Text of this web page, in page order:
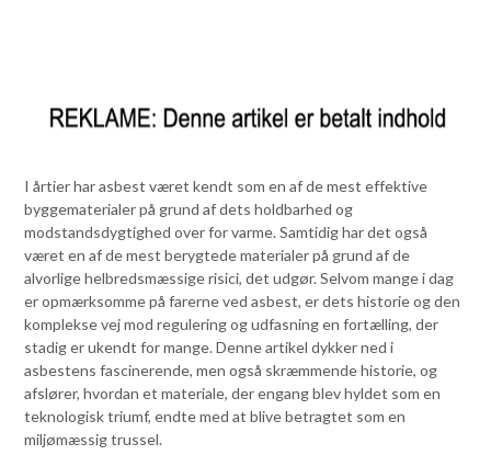
I årtier har asbest været kendt som en af de mest effektive
byggematerialer på grund af dets holdbarhed og
modstandsdygtighed over for varme. Samtidig har det også
været en af de mest berygtede materialer på grund af de
alvorlige helbredsmæssige risici, det udgør. Selvom mange i dag
er opmærksomme på farerne ved asbest, er dets historie og den
komplekse vej mod regulering og udfasning en fortælling, der
stadig er ukendt for mange. Denne artikel dykker ned i
asbestens fascinerende, men også skræmmende historie, og
afslører, hvordan et materiale, der engang blev hyldet som en
teknologisk triumf, endte med at blive betragtet som en
miljømæssig trussel.